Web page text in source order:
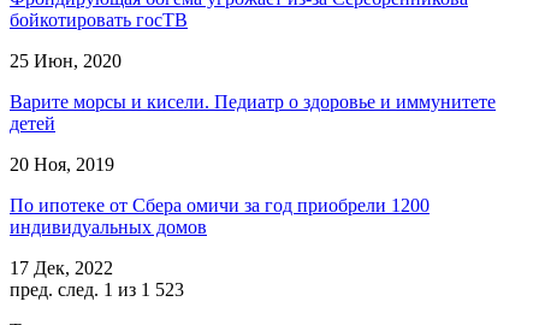
бойкотировать госТВ
25 Июн, 2020
Варите морсы и кисели. Педиатр о здоровье и иммунитете
детей
20 Ноя, 2019
По ипотеке от Сбера омичи за год приобрели 1200
индивидуальных домов
17 Дек, 2022
пред. след. 1 из 1 523